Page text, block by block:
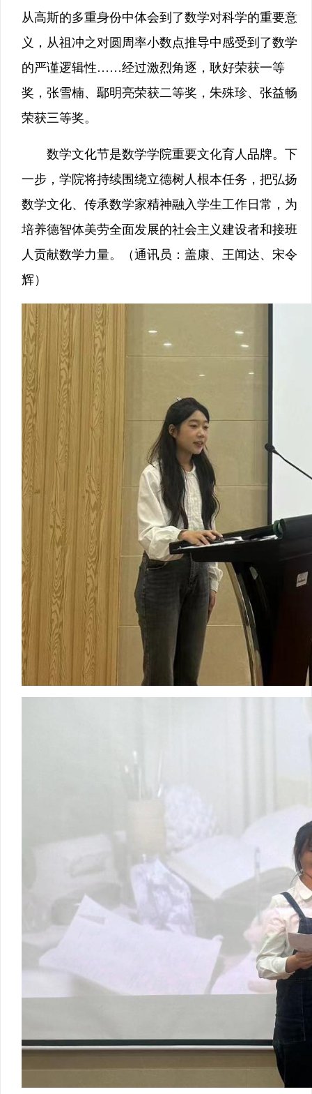
从高斯的多重身份中体会到了数学对科学的重要意
义，从祖冲之对圆周率小数点推导中感受到了数学
的严谨逻辑性……经过激烈角逐，耿好荣获一等
奖，张雪楠、鄢明亮荣获二等奖，朱殊珍、张益畅
荣获三等奖。
数学文化节是数学学院重要文化育人品牌。下
一步，学院将持续围绕立德树人根本任务，把弘扬
数学文化、传承数学家精神融入学生工作日常，为
培养德智体美劳全面发展的社会主义建设者和接班
人贡献数学力量。（通讯员：盖康、王闻达、宋令
辉）